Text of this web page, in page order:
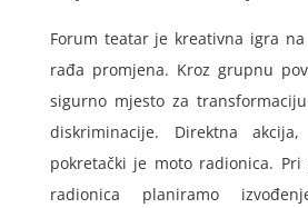
Forum teatar je kreativna igra
rađa promjena. Kroz grupnu
sigurno mjesto za
diskriminacije. Direktna
pokretački je moto radionica.
radionica planiramo